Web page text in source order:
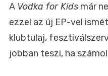
A Vodka for Kids már
ezzel az új EP-vel
klubtulaj,
jobban teszi, ha